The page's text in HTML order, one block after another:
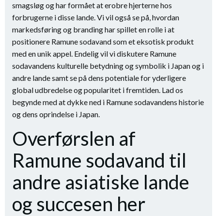
smagsløg og har formået at erobre hjerterne hos
forbrugerne i disse lande. Vi vil også se på, hvordan
markedsføring og branding har spillet en rolle i at
positionere Ramune sodavand som et eksotisk produkt
med en unik appel. Endelig vil vi diskutere Ramune
sodavandens kulturelle betydning og symbolik i Japan og i
andre lande samt se på dens potentiale for yderligere
global udbredelse og popularitet i fremtiden. Lad os
begynde med at dykke ned i Ramune sodavandens historie
og dens oprindelse i Japan.
Overførslen af
Ramune sodavand til
andre asiatiske lande
og succesen her